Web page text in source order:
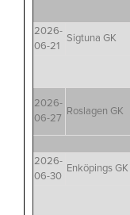
2026-
06-21
Sigtuna GK
2026-
06-27
Roslagen GK
2026-
06-30
Enköpings GK